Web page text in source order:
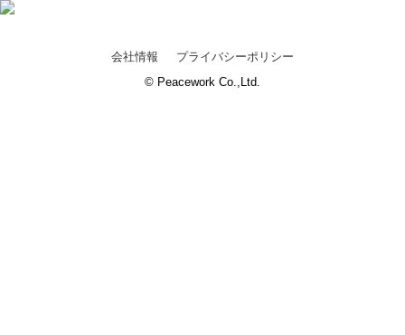
会社情報
プライバシーポリシー
© Peacework Co.,Ltd.